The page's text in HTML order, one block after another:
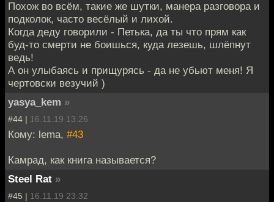
Похож во всём, такие же шутки, манера разговора и
подколок, часто весёлый и лихой.
Когда деду говорили - Петька, да ты что прям как
буд-то смерти не боишься, куда лезешь, шлёпнут
ведь!
А он улыбаясь и прищурясь - да не убьют меня! Я
чертовски везучий )
yasya_kem »
#44 | 16.11.19 13:26
Кому: lema, #43
Камрад, как книга называется?
Steel Rat »
#45 | 16.11.19 23:32